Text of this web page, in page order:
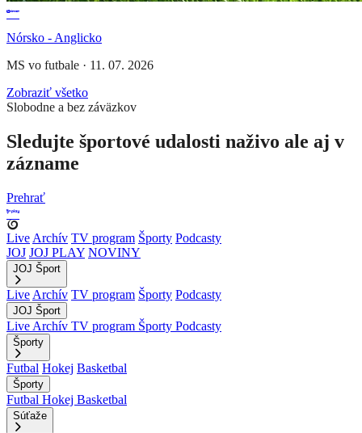
Nórsko - Anglicko
MS vo futbale · 11. 07. 2026
Zobraziť všetko
Slobodne a bez záväzkov
Sledujte športové udalosti naživo ale aj v
zázname
Prehrať
Live Archív TV program Športy Podcasty
JOJ JOJ PLAY NOVINY
JOJ Šport
Live Archív TV program Športy Podcasty
JOJ Šport
Live Archív TV program Športy Podcasty
Športy
Futbal Hokej Basketbal
Športy
Futbal Hokej Basketbal
Súťaže